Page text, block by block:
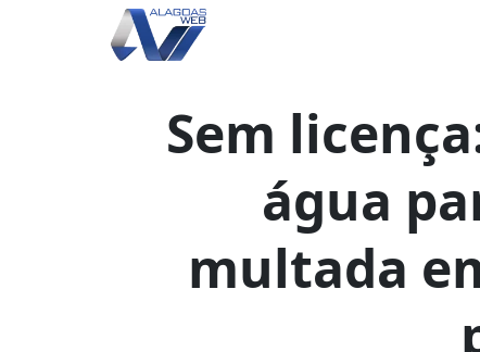
Sem
água
multada